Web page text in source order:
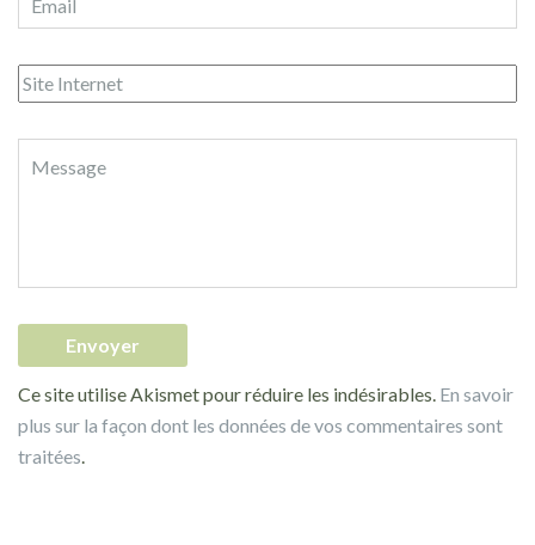
Ce site utilise Akismet pour réduire les indésirables. En savoir
plus sur la façon dont les données de vos commentaires sont
traitées